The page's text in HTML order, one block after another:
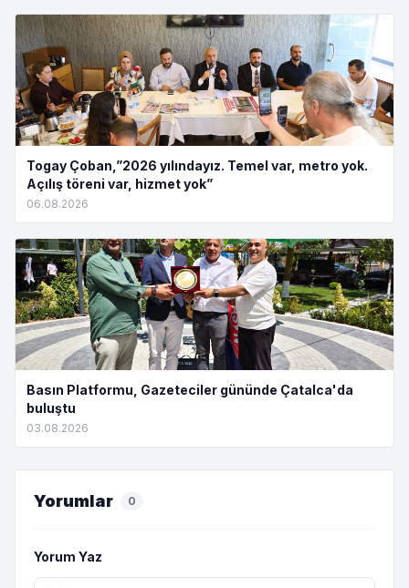
Togay Çoban,”2026 yılındayız. Temel var, metro yok.
Açılış töreni var, hizmet yok”
06.08.2026
Basın Platformu, Gazeteciler gününde Çatalca'da
buluştu
03.08.2026
Yorumlar 0
Yorum Yaz